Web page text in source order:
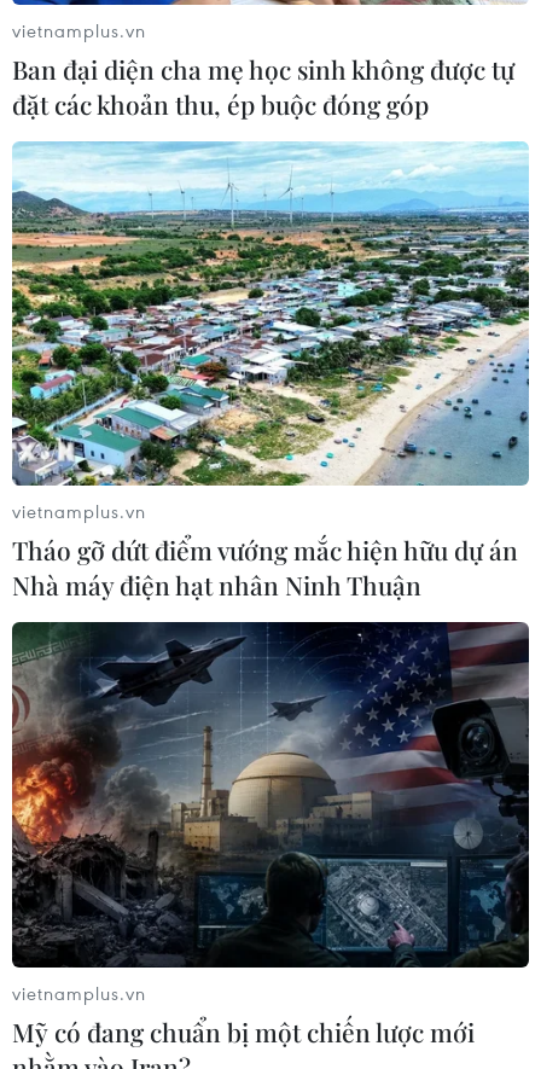
TIN CÙNG CHUYÊN MỤC
Bảo mẫu tại cơ sở mầm non thừa
nhận hành vi bạo hành hai trẻ
07/08/2026 12:27
vietnamplus.vn
Ban đại diện cha mẹ học sinh không được tự
đặt các khoản thu, ép buộc đóng góp
vietnamplus.vn
Tháo gỡ dứt điểm vướng mắc hiện hữu dự án
Nhà máy điện hạt nhân Ninh Thuận
vietnamplus.vn
Mỹ có đang chuẩn bị một chiến lược mới